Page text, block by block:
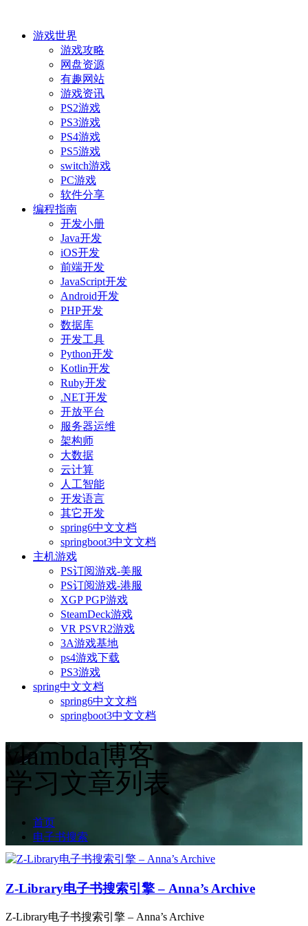
游戏世界
游戏攻略
网盘资源
有趣网站
游戏资讯
PS2游戏
PS3游戏
PS4游戏
PS5游戏
switch游戏
PC游戏
软件分享
编程指南
开发小册
Java开发
iOS开发
前端开发
JavaScript开发
Android开发
PHP开发
数据库
开发工具
Python开发
Kotlin开发
Ruby开发
.NET开发
开放平台
服务器运维
架构师
大数据
云计算
人工智能
开发语言
其它开发
spring6中文文档
springboot3中文文档
主机游戏
PS订阅游戏-美服
PS订阅游戏-港服
XGP PGP游戏
SteamDeck游戏
VR PSVR2游戏
3A游戏基地
ps4游戏下载
PS3游戏
spring中文文档
spring6中文文档
springboot3中文文档
vlambda博客
学习文章列表
首页
电子书搜索
Z-Library电子书搜索引擎 – Anna’s Archive
Z-Library电子书搜索引擎 – Anna’s Archive